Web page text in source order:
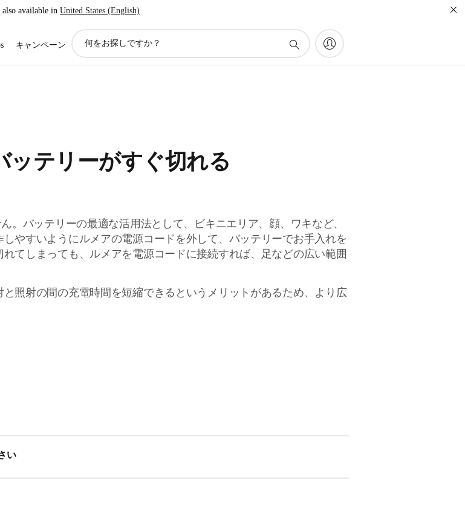
also available in United States (English)
キャンペーン
索
ッテリーがすぐ切れる
。バッテリーの最適な活用法として、ビキニエリア、顔、ワキなど、
やすいようにルメアの電源コードを外して、バッテリーでお手入れを
てしまっても、ルメアを電源コードに接続すれば、足などの広い範囲
照射の間の充電時間を短縮できるというメリットがあるため、より広
す（使用可能時間：約 8 分）。
い